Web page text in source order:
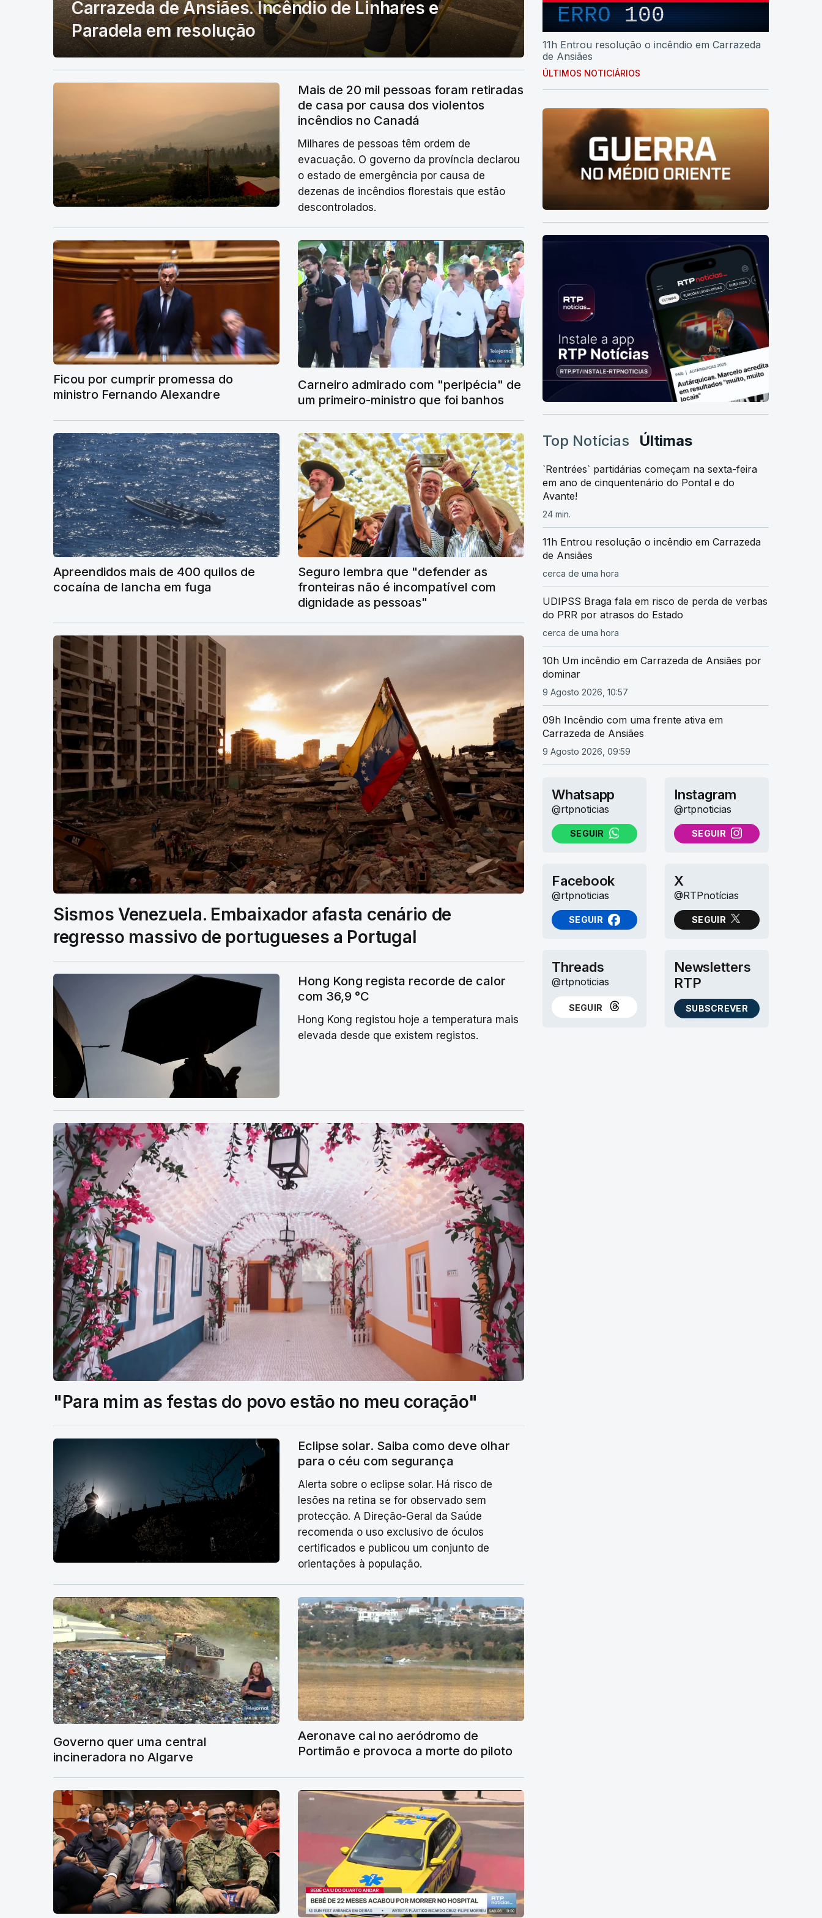
Carrazeda de Ansiães. Incêndio de Linhares e
Paradela em resolução
Mais de 20 mil pessoas foram retiradas
de casa por causa dos violentos
incêndios no Canadá
Milhares de pessoas têm ordem de
evacuação. O governo da província declarou
o estado de emergência por causa de
dezenas de incêndios florestais que estão
descontrolados.
Ficou por cumprir promessa do
ministro Fernando Alexandre
Carneiro admirado com "peripécia" de
um primeiro-ministro que foi banhos
Apreendidos mais de 400 quilos de
cocaína de lancha em fuga
Seguro lembra que "defender as
fronteiras não é incompatível com
dignidade as pessoas"
Sismos Venezuela. Embaixador afasta cenário de
regresso massivo de portugueses a Portugal
Hong Kong regista recorde de calor
com 36,9 °C
Hong Kong registou hoje a temperatura mais
elevada desde que existem registos.
"Para mim as festas do povo estão no meu coração"
Eclipse solar. Saiba como deve olhar
para o céu com segurança
Alerta sobre o eclipse solar. Há risco de
lesões na retina se for observado sem
protecção. A Direção-Geral da Saúde
recomenda o uso exclusivo de óculos
certificados e publicou um conjunto de
orientações à população.
Governo quer uma central
incineradora no Algarve
Aeronave cai no aeródromo de
Portimão e provoca a morte do piloto
ERRO100
11h Entrou resolução o incêndio em Carrazeda
de Ansiães
ÚLTIMOS NOTICIÁRIOS
Top Notícias Últimas
`Rentrées` partidárias começam na sexta-feira
em ano de cinquentenário do Pontal e do
Avante!
24 min.
11h Entrou resolução o incêndio em Carrazeda
de Ansiães
cerca de uma hora
UDIPSS Braga fala em risco de perda de verbas
do PRR por atrasos do Estado
cerca de uma hora
10h Um incêndio em Carrazeda de Ansiães por
dominar
9 Agosto 2026, 10:57
09h Incêndio com uma frente ativa em
Carrazeda de Ansiães
9 Agosto 2026, 09:59
Whatsapp
@rtpnoticias
SEGUIR
NO WHATSAPP
Instagram
@rtpnoticias
SEGUIR
NO INSTAGRAM
Facebook
@rtpnoticias
SEGUIR
NO FACEBOOK
X
@RTPnotícias
SEGUIR
NO X (TWITTER)
Threads
@rtpnoticias
SEGUIR
NO THREADS
Newsletters
RTP
SUBSCREVER
AS NEWSLETTERS RTP